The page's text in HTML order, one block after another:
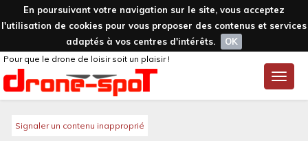
En poursuivant votre navigation sur le site, vous acceptez
l'utilisation de cookies pour vous proposer des contenus et services
adaptés à vos centres d'intérêts.
OK
Toggle
Pour que le drone de loisir soit un plaisir !
Signaler un contenu inapproprié